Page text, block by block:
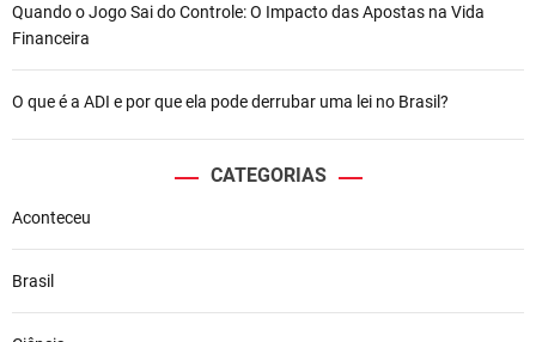
Quando o Jogo Sai do Controle: O Impacto das Apostas na Vida
Financeira
O que é a ADI e por que ela pode derrubar uma lei no Brasil?
CATEGORIAS
Aconteceu
Brasil